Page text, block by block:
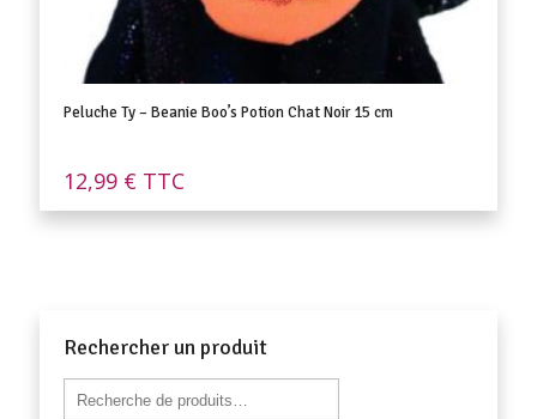
Peluche Ty – Beanie Boo’s Potion Chat Noir 15 cm
12,99 € TTC
Rechercher un produit